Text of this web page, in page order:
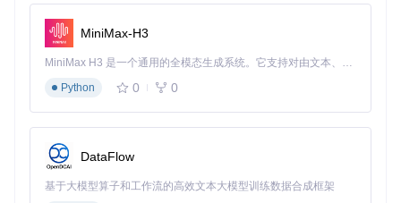
率提升300%，知识留存率提高40%。
内容创作场景：竞品分析与灵感获取
挑战：快速了解同类UP主的视频结构和内容亮点。
解决方案
批量导入5-10个竞品视频
启用"对比分析"功能，自动识别共同话题和差异化表达
提取高频关键词和热门片段，分析用户偏好
基于AI生成的内容框架优化自有视频结构
MiniMax-H3
MiniMax H3 是一个通用的全模态生成系统。它支持对由文本、图像、视频和音频组成的多模态上下文进行统一理解，并能生成分辨率高达 2K、时长可达 15 秒的带原生立体声音频的视频。得益于面向任务泛化的系统设计，H3 在预训练阶段就已具备广泛的多模态上下文理解与生成能力，能够出色地执行复杂的多模态指令。
Python
0 0
DataFlow
基于大模型算子和工作流的高效文本大模型训练数据合成框架